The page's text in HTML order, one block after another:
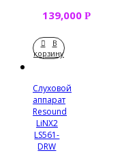
139,000 Р
В
корзину
Слуховой
аппарат
Resound
LiNX2
LS561-
DRW